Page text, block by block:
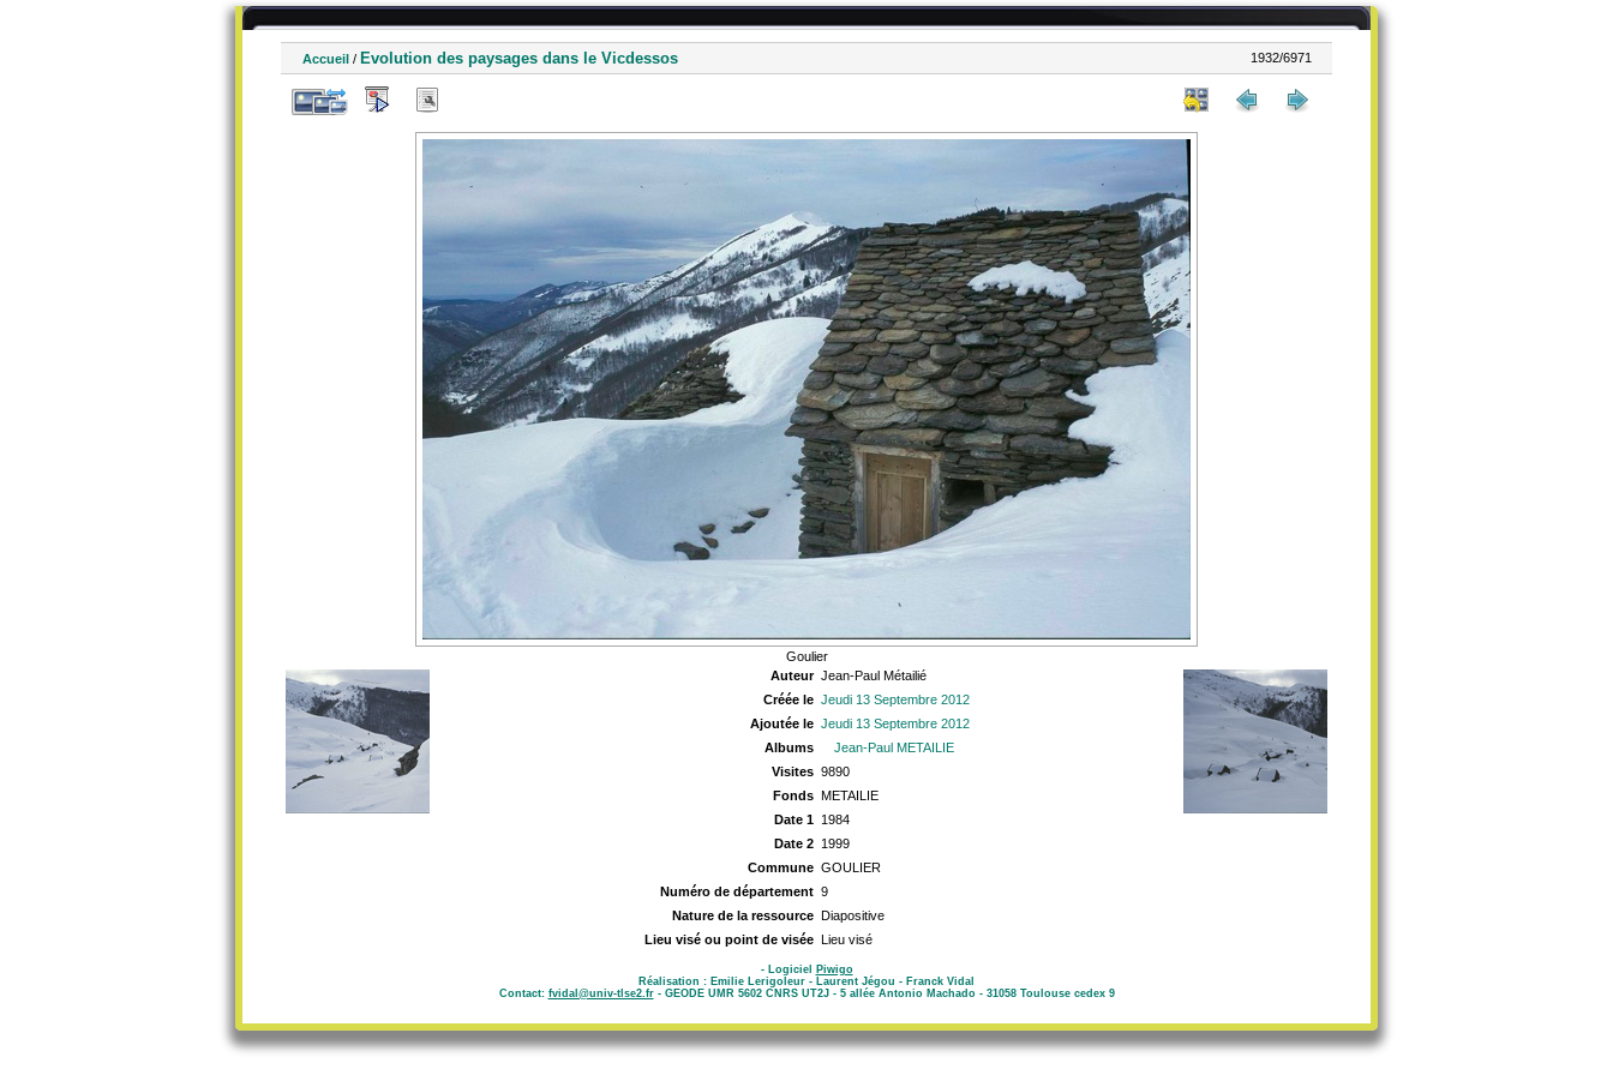
Accueil / Evolution des paysages dans le Vicdessos 1932/6971
Goulier
Auteur Jean-Paul Métailié
Créée le Jeudi 13 Septembre 2012
Ajoutée le Jeudi 13 Septembre 2012
Albums
Jean-Paul METAILIE
Visites 9890
Fonds METAILIE
Date 1 1984
Date 2 1999
Commune GOULIER
Numéro de département 9
Nature de la ressource Diapositive
Lieu visé ou point de visée Lieu visé
- Logiciel
Piwigo
Réalisation : Emilie Lerigoleur - Laurent Jégou - Franck Vidal
Contact: fvidal@univ-tlse2.fr- GEODE UMR 5602 CNRS UT2J - 5 allée Antonio Machado - 31058 Toulouse cedex 9